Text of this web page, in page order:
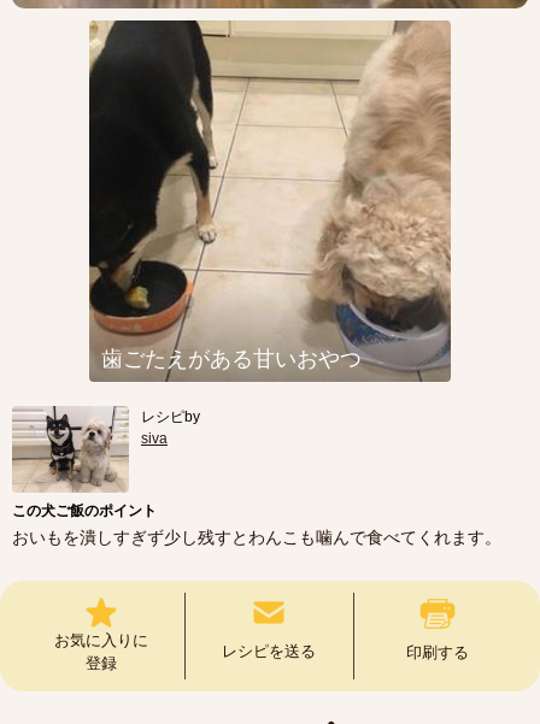
歯ごたえがある甘いおやつ
レシピby
siva
この犬ご飯のポイント
おいもを潰しすぎず少し残すとわんこも噛んで食べてくれます。
お気に入りに
登録
レシピを送る 印刷する